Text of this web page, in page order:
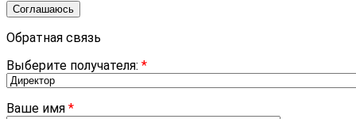
Соглашаюсь
Обратная связь
Выберите получателя: *
Ваше имя *